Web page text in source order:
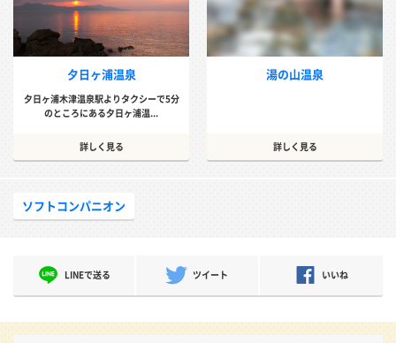
夕日ヶ浦温泉
夕日ヶ浦木津温泉駅よりタクシーで5分
のところにある夕日ヶ浦温...
詳しく見る
湯の山温泉
詳しく見る
ソフトコンパニオン
LINEで送る ツイート いいね